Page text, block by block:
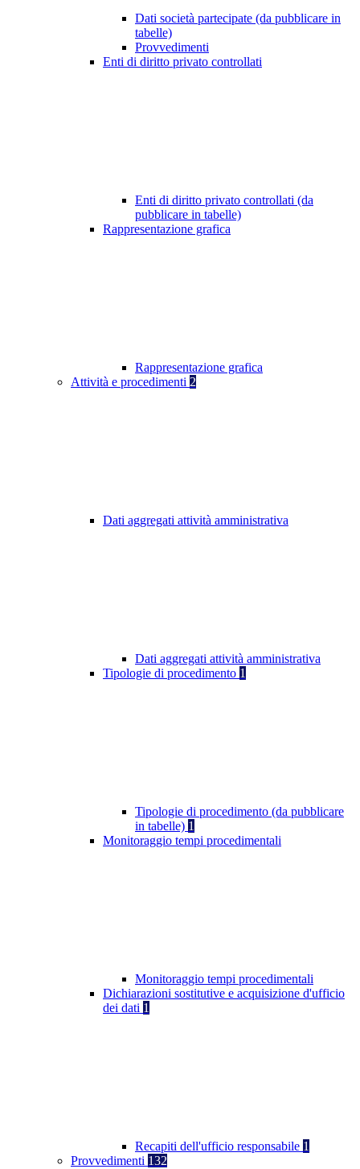
Dati società partecipate (da pubblicare in
tabelle)
Provvedimenti
Enti di diritto privato controllati
Enti di diritto privato controllati (da
pubblicare in tabelle)
Rappresentazione grafica
Rappresentazione grafica
Attività e procedimenti 2
Dati aggregati attività amministrativa
Dati aggregati attività amministrativa
Tipologie di procedimento 1
Tipologie di procedimento (da pubblicare
in tabelle) 1
Monitoraggio tempi procedimentali
Monitoraggio tempi procedimentali
Dichiarazioni sostitutive e acquisizione d'ufficio
dei dati 1
Recapiti dell'ufficio responsabile 1
Provvedimenti 132